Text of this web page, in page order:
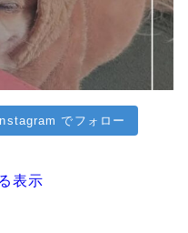
Instagram でフォロー
表示